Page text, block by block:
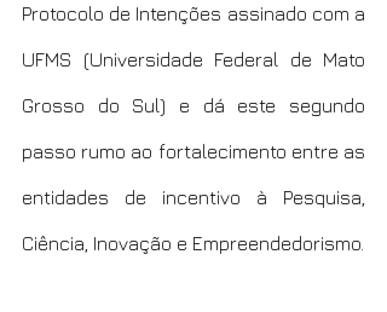
Protocolo de Intenções assinado com a
UFMS (Universidade Federal de Mato
Grosso do Sul) e dá este segundo
passo rumo ao fortalecimento entre as
entidades de incentivo à Pesquisa,
Ciência, Inovação e Empreendedorismo.